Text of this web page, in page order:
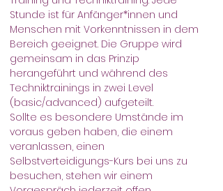
Stunde ist für Anfänger*innen und
Menschen mit Vorkenntnissen in dem
Bereich geeignet. Die Gruppe wird
gemeinsam in das Prinzip
herangeführt und während des
Techniktrainings in zwei Level
(basic/advanced) aufgeteilt.
Sollte es besondere Umstände im
voraus geben haben, die einem
veranlassen, einen
Selbstverteidigungs-Kurs bei uns zu
besuchen, stehen wir einem